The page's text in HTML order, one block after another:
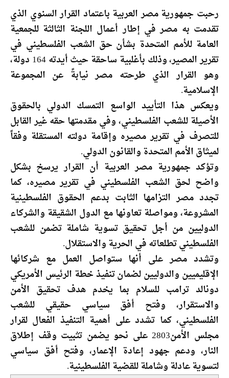
رحبت جمهورية مصر العربية باعتماد القرار السنوي الذي
تقدمت به مصر في إطار أعمال اللجنة الثالثة للجمعية
العامة للأمم المتحدة بشأن حق الشعب الفلسطيني في
تقرير المصير، وذلك بأغلبية ساحقة حيث أيدته 164 دولة،
وهو القرار الذي طرحته مصر نيابةً عن المجموعة
الإسلامية.
ويعكس هذا التأييد الواسع التمسك الدولي بالحقوق
الأصيلة للشعب الفلسطيني، وفي مقدمتها حقه غير القابل
للتصرف في تقرير مصيره وإقامة دولته المستقلة وفقاً
لميثاق الأمم المتحدة والقانون الدولي.
وتؤكد جمهورية مصر العربية أن القرار يرسخ بشكل
واضح لحق الشعب الفلسطيني في تقرير مصيره، كما
تجدد مصر التزامها الثابت بدعم الحقوق الفلسطينية
المشروعة، ومواصلة تعاونها مع الدول الشقيقة والشركاء
الدوليين من أجل تحقيق تسوية شاملة تضمن للشعب
الفلسطيني تطلعاته في الحرية والاستقلال.
وتشدد مصر على أنها ستواصل العمل مع شركائها
الإقليميين والدوليين لضمان تنفيذ خطة الرئيس الأمريكي
دونالد ترامب للسلام بما يخدم هدف تحقيق الأمن
والاستقرار، وفتح أفق سياسي حقيقي للشعب
الفلسطيني، كما تشدد على أهمية التنفيذ الفعال لقرار
مجلس الأمن2803 على نحو يضمن تثبيت وقف إطلاق
النار، ودعم جهود إعادة الإعمار، وفتح أفق سياسي
لتسوية عادلة وشاملة للقضية الفلسطينية.